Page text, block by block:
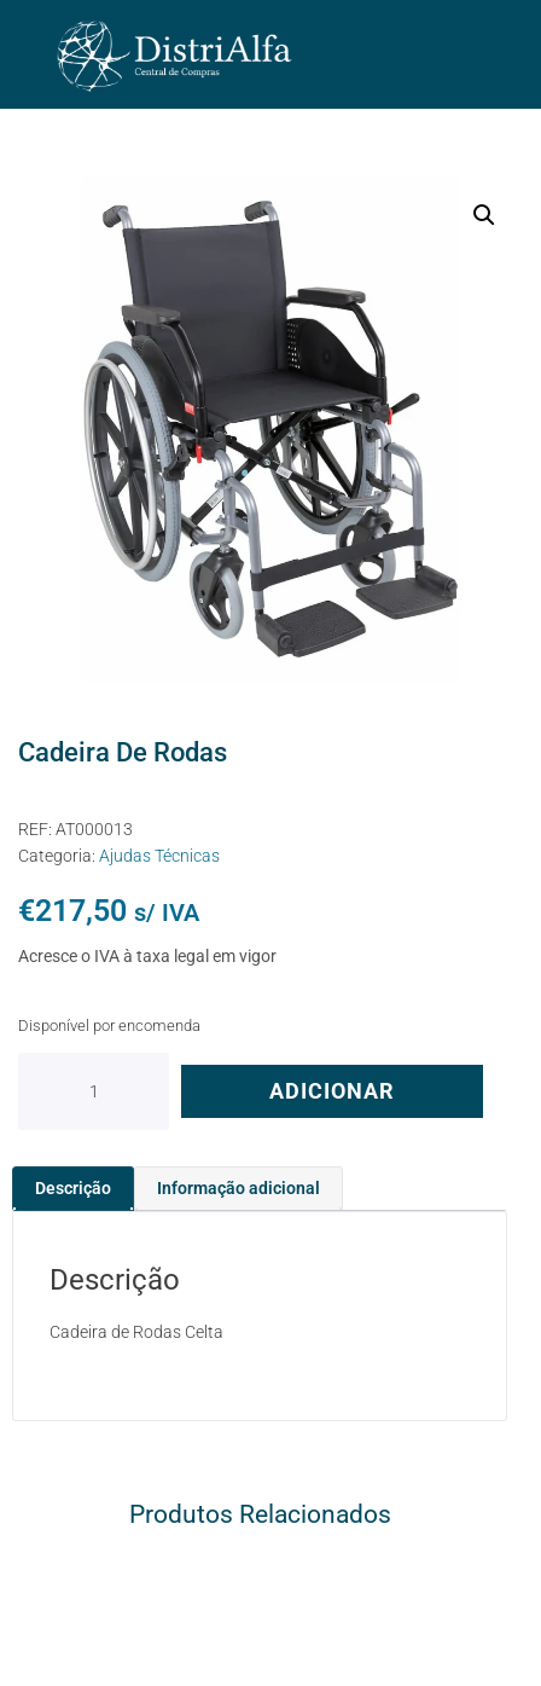
Cadeira De Rodas
REF: AT000013
Categoria: Ajudas Técnicas
€217,50 s/ IVA
Acresce o IVA à taxa legal em vigor
Disponível por encomenda
ADICIONAR
Descrição Informação adicional
Descrição
Cadeira de Rodas Celta
Produtos Relacionados